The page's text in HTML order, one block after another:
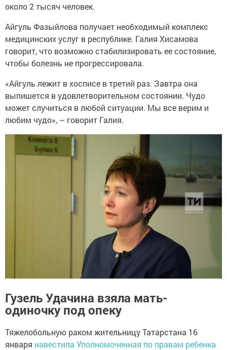
около 2 тысяч человек.
Айгуль Фазыйлова получает необходимый комплекс
медицинских услуг в республике. Галия Хисамова
говорит, что возможно стабилизировать ее состояние,
чтобы болезнь не прогрессировала.
«Айгуль лежит в хосписе в третий раз. Завтра она
выпишется в удовлетворительном состоянии. Чудо
может случиться в любой ситуации. Мы все верим и
любим чудо», – говорит Галия.
Гузель Удачина взяла мать-
одиночку под опеку
Тяжелобольную раком жительницу Татарстана 16
января навестила Уполномоченная по правам ребенка